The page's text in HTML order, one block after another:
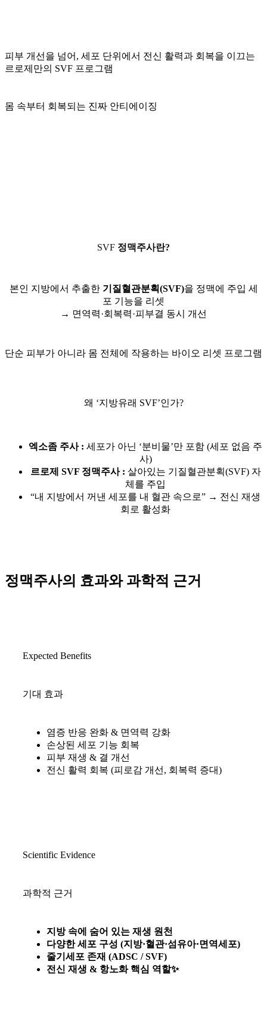
피부 개선을 넘어, 세포 단위에서 전신 활력과 회복을 이끄는
르로제만의 SVF 프로그램
몸 속부터 회복되는 진짜 안티에이징
SVF 정맥주사란?
본인 지방에서 추출한 기질혈관분획(SVF)을 정맥에 주입 세
포 기능을 리셋
→ 면역력·회복력·피부결 동시 개선
단순 피부가 아니라 몸 전체에 작용하는 바이오 리셋 프로그램
왜 ‘지방유래 SVF’인가?
엑소좀 주사 : 세포가 아닌 ‘분비물’만 포함 (세포 없음 주
사)
르로제 SVF 정맥주사 : 살아있는 기질혈관분획(SVF) 자
체를 주입
“내 지방에서 꺼낸 세포를 내 혈관 속으로” → 전신 재생
회로 활성화
정맥주사의 효과와 과학적 근거
Expected Benefits
기대 효과
염증 반응 완화 & 면역력 강화
손상된 세포 기능 회복
피부 재생 & 결 개선
전신 활력 회복 (피로감 개선, 회복력 증대)
Scientific Evidence
과학적 근거
지방 속에 숨어 있는 재생 원천
다양한 세포 구성 (지방·혈관·섬유아·면역세포)
줄기세포 존재 (ADSC / SVF)
전신 재생 & 항노화 핵심 역할✨